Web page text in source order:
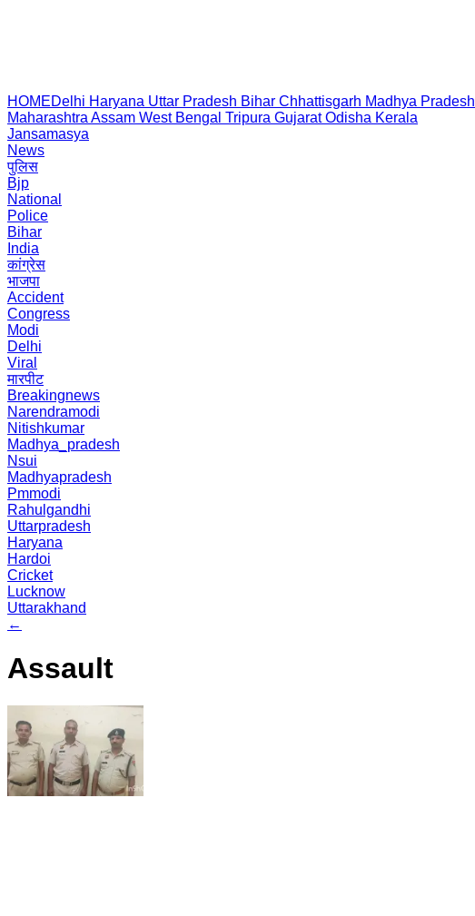
HOMEDelhi Haryana Uttar Pradesh Bihar Chhattisgarh Madhya Pradesh
Maharashtra Assam West Bengal Tripura Gujarat Odisha Kerala
Jansamasya
News
पुलिस
Bjp
National
Police
Bihar
India
कांग्रेस
भाजपा
Accident
Congress
Modi
Delhi
Viral
मारपीट
Breakingnews
Narendramodi
Nitishkumar
Madhya_pradesh
Nsui
Madhyapradesh
Pmmodi
Rahulgandhi
Uttarpradesh
Haryana
Hardoi
Cricket
Lucknow
Uttarakhand
←
Assault